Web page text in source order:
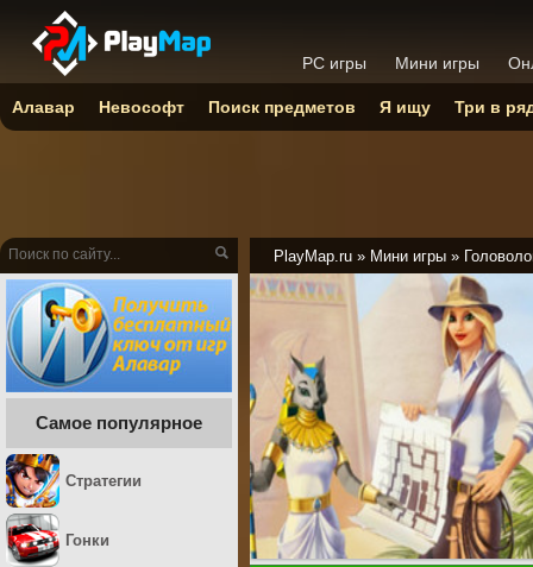
PlayMap.ru » Мини игры »
Самое популярное
Стратегии
Гонки
PC игры Мини игры
Алавар Невософт Поиск предметов Я ищу Три в